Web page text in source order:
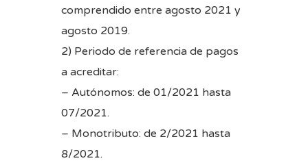
comprendido entre agosto 2021 y
agosto 2019.
2) Periodo de referencia de pagos
a acreditar:
– Autónomos: de 01/2021 hasta
07/2021.
– Monotributo: de 2/2021 hasta
8/2021.